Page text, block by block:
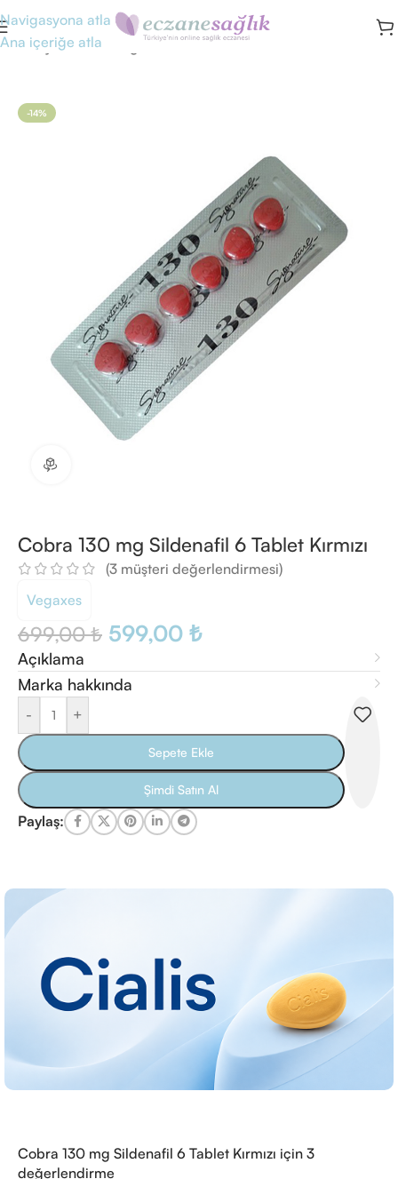
Navigasyona atla
Ana içeriğe atla
Ana Sayfa/Cinsel Sağlık
-14%
Cobra 130 mg Sildenafil 6 Tablet Kırmızı
(3 müşteri değerlendirmesi)
Vegaxes
699,00₺ 599,00 ₺
Açıklama
Marka hakkında
- +
Sepete Ekle
Şimdi Satın Al
Paylaş:
Cobra 130 mg Sildenafil 6 Tablet Kırmızı için 3
değerlendirme